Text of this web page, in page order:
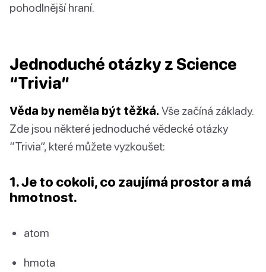
pohodlnější hraní.
Jednoduché otázky z Science
“Trivia”
Věda by neměla být těžká. Vše začíná základy.
Zde jsou některé jednoduché vědecké otázky
“Trivia”, které můžete vyzkoušet:
1. Je to cokoli, co zaujímá prostor a má
hmotnost.
atom
hmota